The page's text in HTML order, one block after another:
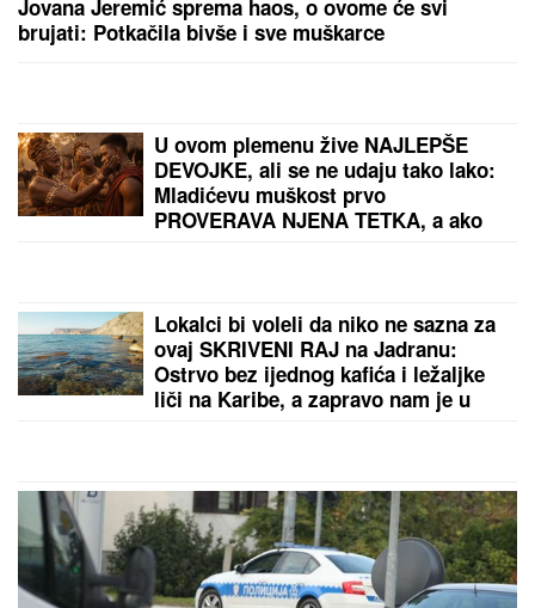
SEKUNDI JE GLEDAO SMRTI U OČI:
Ispovest Vranjanca kojeg je ubo
stršljen ledi krv u žilama